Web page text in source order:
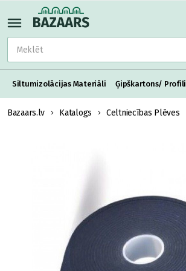
Siltumizolācijas Materiāli Ģipškartons/ Profili
Bazaars.lv Katalogs Celtniecības Plēves